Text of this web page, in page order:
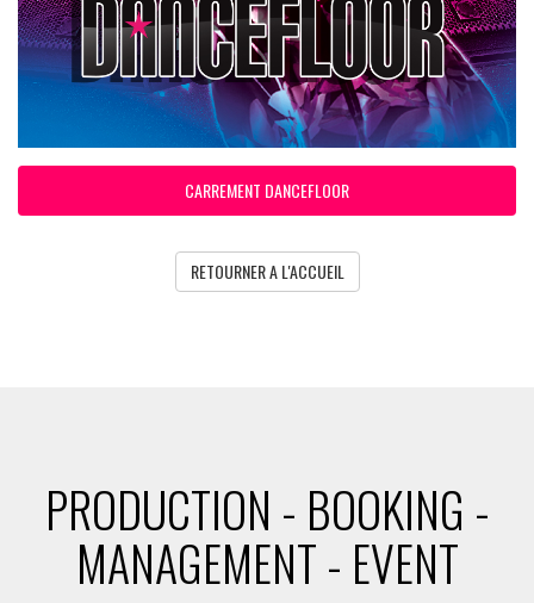
CARREMENT DANCEFLOOR
RETOURNER A L'ACCUEIL
PRODUCTION - BOOKING -
MANAGEMENT - EVENT